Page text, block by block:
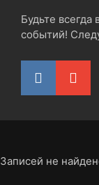
Будьте всегда
событий!
Записей не